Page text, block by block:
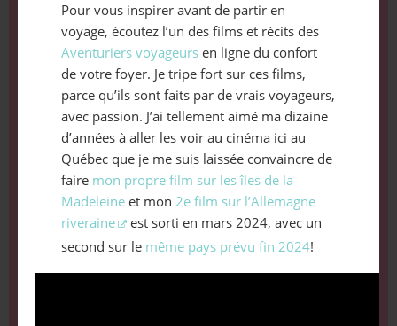
Pour vous inspirer avant de partir en
voyage, écoutez l’un des films et récits des
Aventuriers voyageurs en ligne du confort
de votre foyer. Je tripe fort sur ces films,
parce qu’ils sont faits par de vrais voyageurs,
avec passion. J’ai tellement aimé ma dizaine
d’années à aller les voir au cinéma ici au
Québec que je me suis laissée convaincre de
faire mon propre film sur les îles de la
Madeleine et mon2e film sur l’Allemagne
riveraine
est sorti en mars 2024, avec un
second sur le même pays prévu fin 2024!